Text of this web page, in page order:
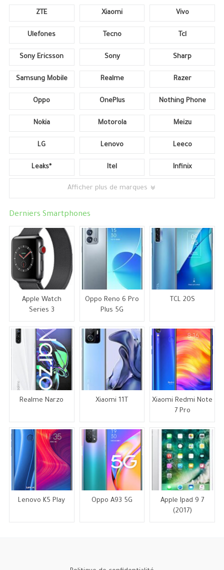
ZTE Xiaomi Vivo
Ulefones Tecno Tcl
Sony Ericsson Sony Sharp
Samsung Mobile Realme Razer
Oppo OnePlus Nothing Phone
Nokia Motorola Meizu
LG Lenovo Leeco
Leaks* Itel Infinix
Afficher plus de marques
Derniers Smartphones
Apple Watch
Series 3
Oppo Reno 6 Pro
Plus 5G
TCL 20S
Realme Narzo Xiaomi 11T
Xiaomi Redmi Note
7 Pro
Lenovo K5 Play Oppo A93 5G
Apple Ipad 9 7
(2017)